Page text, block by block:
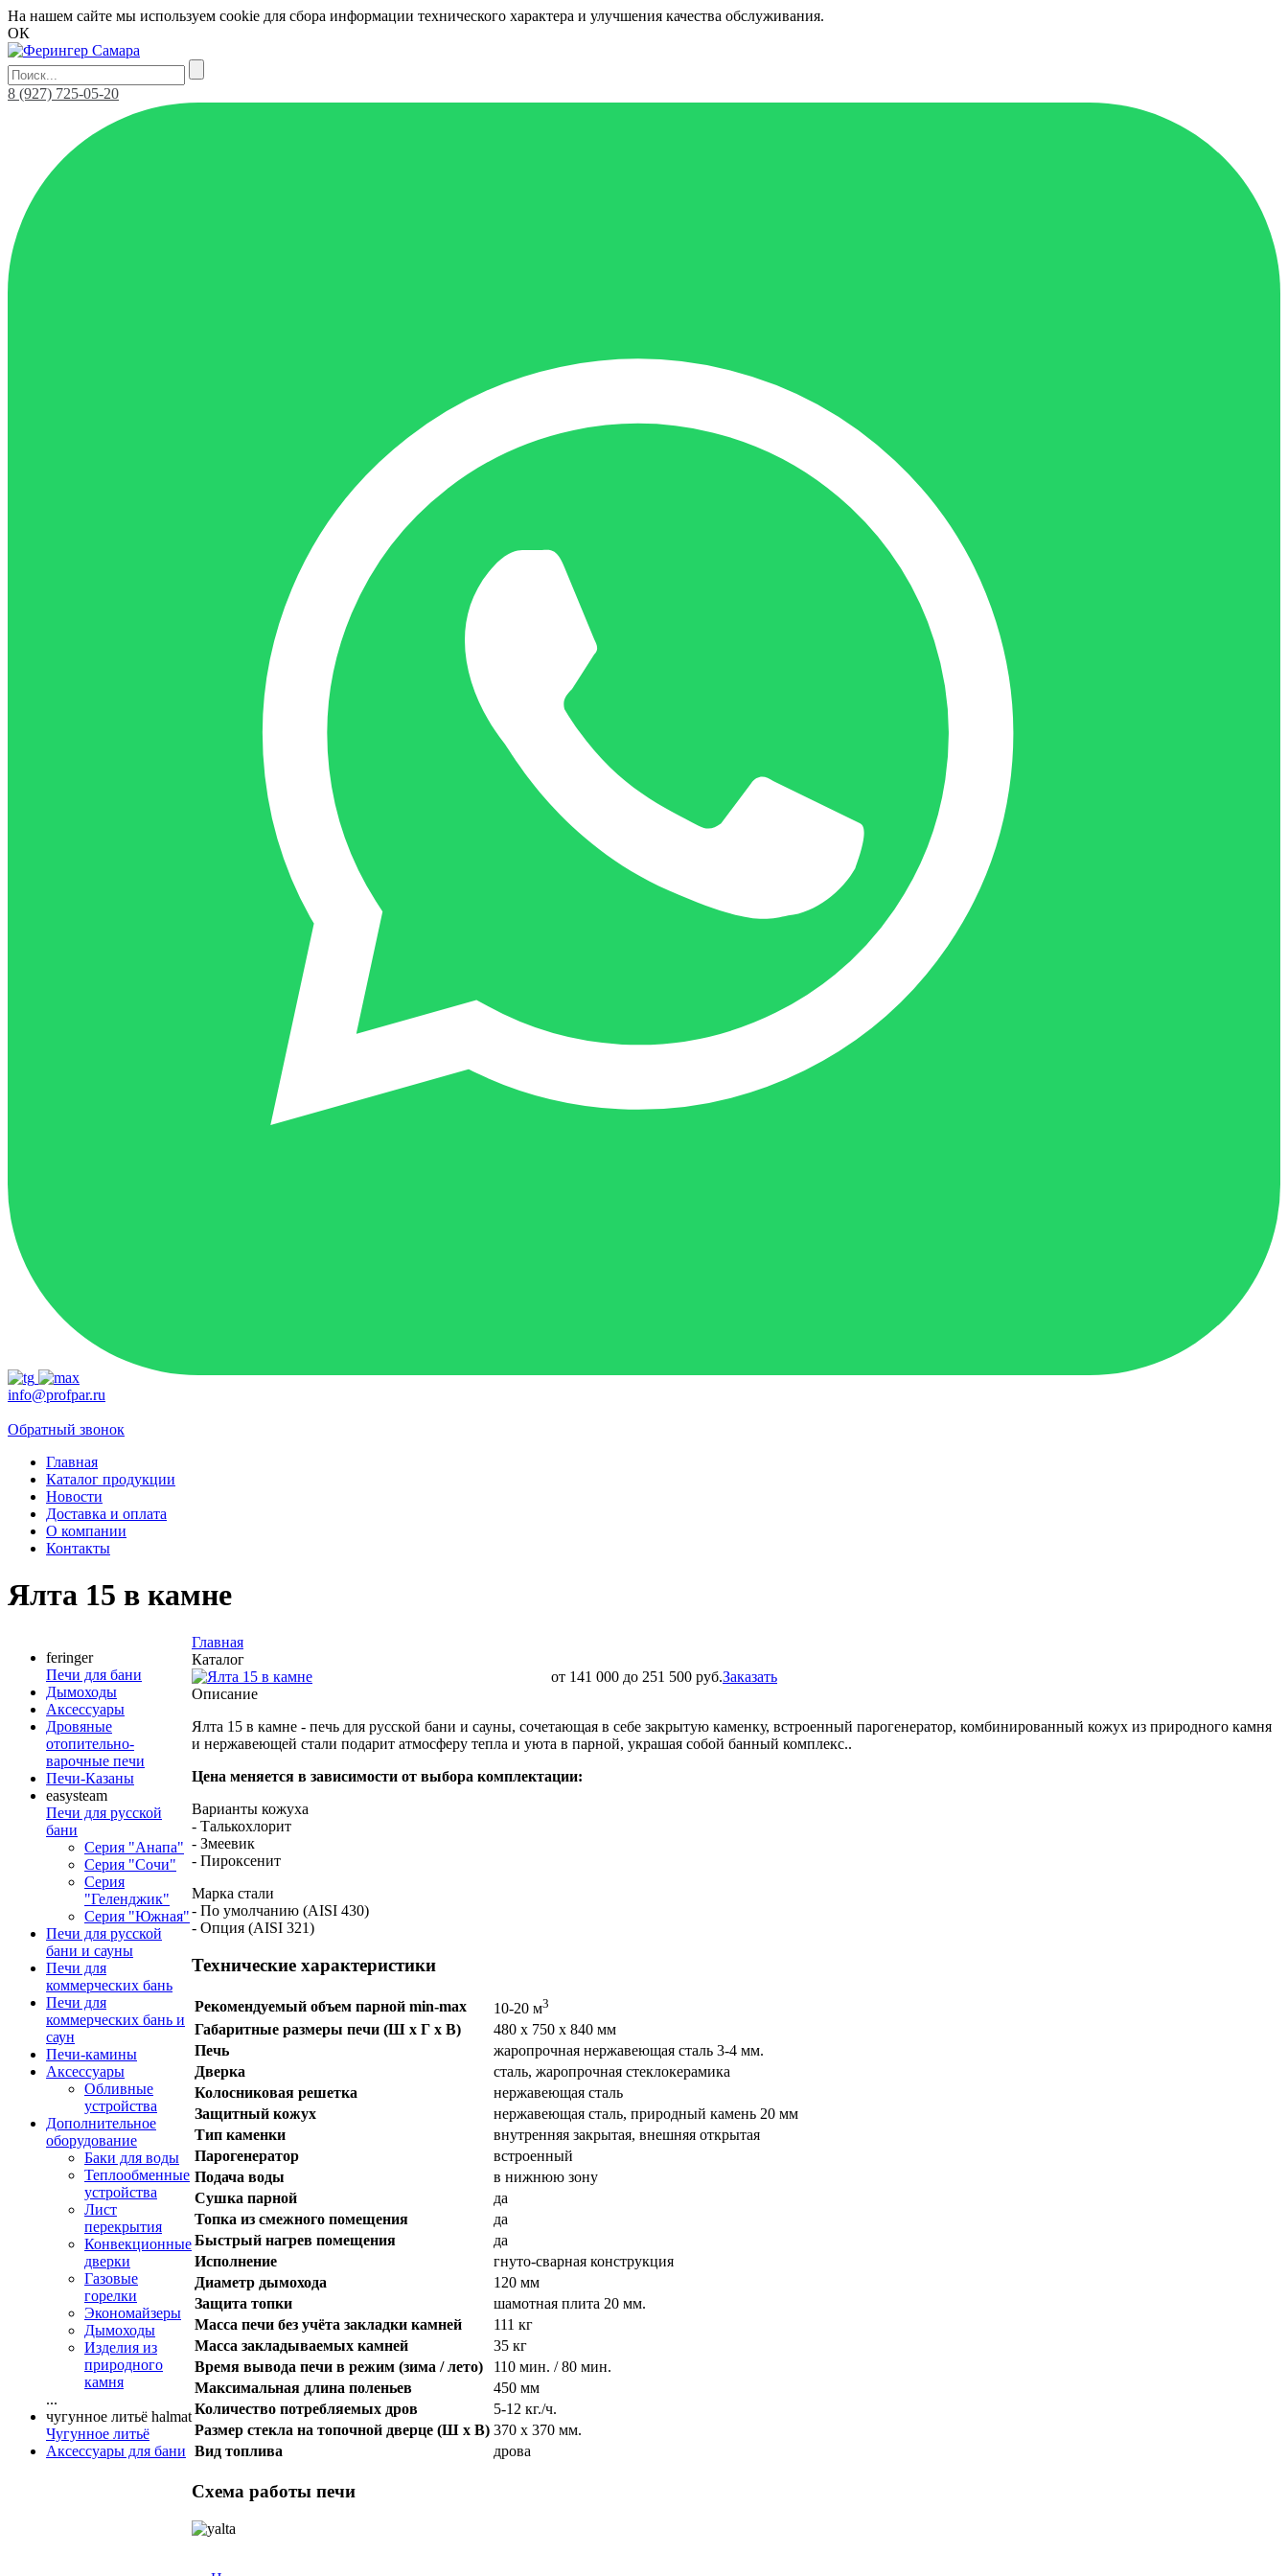
На нашем сайте мы используем cookie для сбора информации технического характера и улучшения качества обслуживания.
ОК
8 (927) 725-05-20
info@profpar.ru
Обратный звонок
Главная
Каталог продукции
Новости
Доставка и оплата
О компании
Контакты
Ялта 15 в камне
feringer
Печи для бани
Дымоходы
Аксессуары
Дровяные
отопительно-
варочные печи
Печи-Казаны
easysteam
Печи для русской
бани
Серия "Анапа"
Серия "Сочи"
Серия
"Геленджик"
Серия "Южная"
Печи для русской
бани и сауны
Печи для
коммерческих бань
Печи для
коммерческих бань и
саун
Печи-камины
Аксессуары
Обливные
устройства
Дополнительное
оборудование
Баки для воды
Теплообменные
устройства
Лист
перекрытия
Конвекционные
дверки
Газовые
горелки
Экономайзеры
Дымоходы
Изделия из
природного
камня
...
чугунное литьё halmat
Чугунное литьё
Аксессуары для бани
Главная
Каталог
от 141 000 до 251 500 руб.Заказать
Описание
Ялта 15 в камне - печь для русской бани и сауны, сочетающая в себе закрытую каменку, встроенный парогенератор, комбинированный кожух из природного камня
и нержавеющей стали подарит атмосферу тепла и уюта в парной, украшая собой банный комплекс..
Цена меняется в зависимости от выбора комплектации:
Варианты кожуха
- Талькохлорит
- Змеевик
- Пироксенит
Марка стали
- По умолчанию (AISI 430)
- Опция (AISI 321)
Технические характеристики
Рекомендуемый объем парной min-max 10-20 м3
Габаритные размеры печи (Ш х Г х В)
480 х 750 х 840 мм
Печь
жаропрочная нержавеющая сталь 3-4 мм.
Дверка
сталь, жаропрочная стеклокерамика
Колосниковая решетка
нержавеющая сталь
Защитный кожух
нержавеющая сталь, природный камень 20 мм
Тип каменки
внутренняя закрытая, внешняя открытая
Парогенератор
встроенный
Подача воды
в нижнюю зону
Сушка парной
да
Топка из смежного помещения
да
Быстрый нагрев помещения
да
Исполнение
гнуто-сварная конструкция
Диаметр дымохода
120 мм
Защита топки
шамотная плита 20 мм.
Масса печи без учёта закладки камней
111 кг
Масса закладываемых камней
35 кг
Время вывода печи в режим (зима / лето)
110 мин. / 80 мин.
Максимальная длина поленьев
450 мм
Количество потребляемых дров
5-12 кг./ч.
Размер стекла на топочной дверце (Ш х В) 370 х 370 мм.
Вид топлива
дрова
Схема работы печи